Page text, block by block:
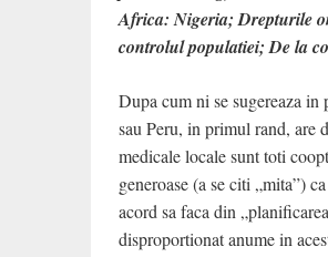
Africa: Nigeria; Drepturile
controlul populatiei; De la
Dupa cum ni se sugereaza
sau Peru, in primul rand, are
medicale locale sunt toti
generoase (a se citi „mita”)
acord sa faca din
disproportionat anume in